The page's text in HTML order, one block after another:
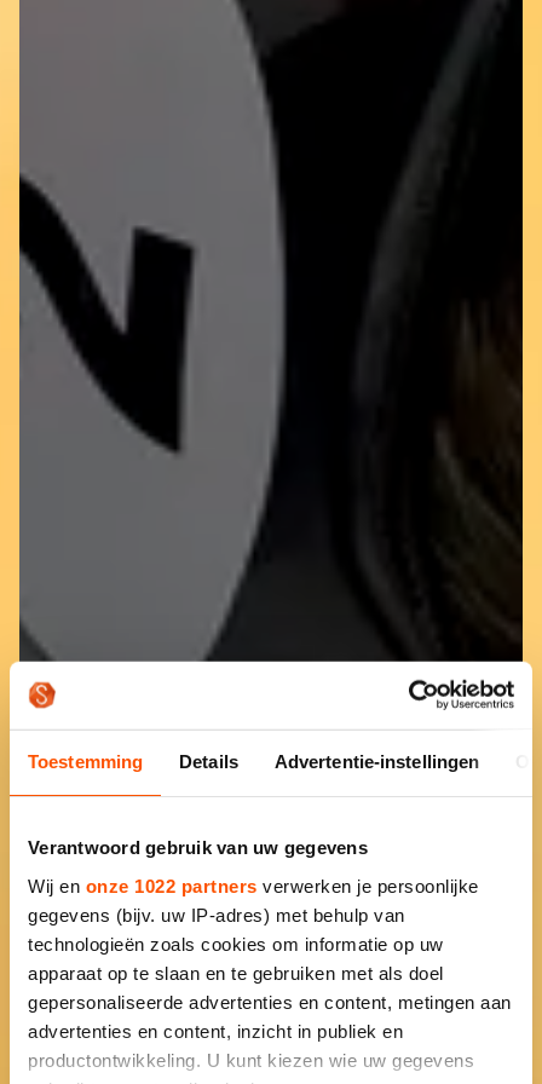
Toestemming Details Advertentie-instellingen
Verantwoord gebruik van uw gegevens
Wij en onze 1022 partners verwerken je persoonlijke
gegevens (bijv. uw IP-adres) met behulp van
technologieën zoals cookies om informatie op uw
apparaat op te slaan en te gebruiken met als doel
gepersonaliseerde advertenties en content, metingen aan
advertenties en content, inzicht in publiek en
productontwikkeling. U kunt kiezen wie uw gegevens